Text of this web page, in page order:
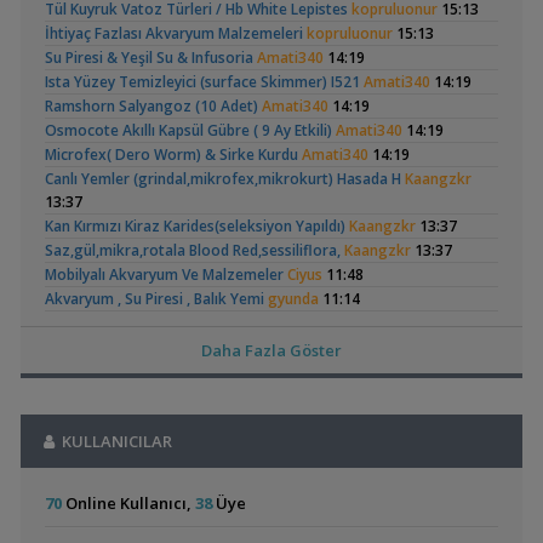
Bitki Türleri ve Bakımı
Akvaredden Gelen BitkilerSufisu, 21:48
Bitki Türleri ve Bakımı
30x20x20 akvaristsaglam,20:15
Akvaryum Tanıtımı
Japon Balığım Yüzeyde Hava Almaya ÇalışıyorBetta_King
18:01
Yeni Üye Forumu
Karides Akvaryumu: Karideslerim Ölüyor
Yeni Üye Forumu
Beta Balığında İdeal Damızlık Yaşı Kaç Aydır? Ygghjh,17:23
Yeni Üye Forumu
Filtre ÖnerisiSemihDinçer,17:17
Tek Co2 Tüpü Aynı Anda 2 Akvaryumda Kullanılır Mı?
Klorlu Suya Girmiş Pipo Filtrehoppala,02:22
Filtreleme Seçenekleri
Aquasphere Tr Youtube Kanalı
Yavruları
Betta Antuta
Ramshorn Hakkında
Her Şey
Elma Salyangozu
Güncel
Leonardit Zeminli
Akvaryum Kurulumu
37 Litrelik Siyah
Neon Tetra
Red Mangrove
Tül Kuyruk Vatoz Türleri / Hb White Lepistes kopruluonur 15:13
İhtiyaç Fazlası Akvaryum Malzemeleri kopruluonur 15:13
Su Piresi & Yeşil Su & Infusoria Amati340 14:19
Ista Yüzey Temizleyici (surface Skimmer) I521 Amati340 14:19
Ramshorn Salyangoz (10 Adet) Amati340 14:19
Osmocote Akıllı Kapsül Gübre ( 9 Ay Etkili) Amati340 14:19
Microfex( Dero Worm) & Sirke Kurdu Amati340 14:19
Canlı Yemler (grindal,mikrofex,mikrokurt) Hasada H Kaangzkr
13:37
Kan Kırmızı Kiraz Karides(seleksiyon Yapıldı) Kaangzkr 13:37
Saz,gül,mikra,rotala Blood Red,sessiliflora,Kaangzkr 13:37
Mobilyalı Akvaryum Ve MalzemelerCiyus 11:48
Akvaryum , Su Piresi , Balık Yemi gyunda 11:14
Tiger Endler , Karides , Salyangoz gyunda11:14
Mangrow Üstü Anubiaslar(yeni), Cüce Cyrptocorynenikon_10:56
Mikro Kurt Kültürü, Kızılağaç Kozalağınikon_10:56
Akvaryumların İhtiyaçları
L144longfin Mavi Göz Ve Siyah Tül Vatoz Çiftleriertcavdar10:27
Cyp. Microlepidotus Kiriza Yavru
emreemin
09:35
Daha Fazla Göster
KULLANICILAR
70Online Kullanıcı, 38Üye